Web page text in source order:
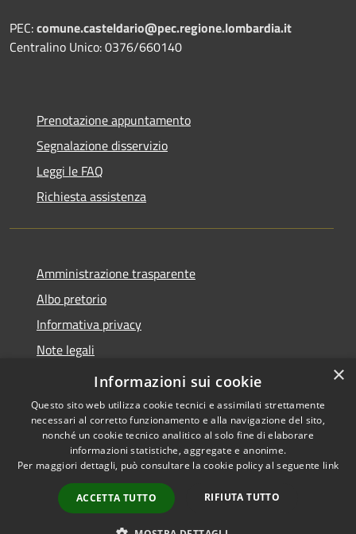
PEC:comune.casteldario@pec.regione.lombardia.it
Centralino Unico: 0376/660140
Prenotazione appuntamento
Segnalazione disservizio
Leggi le FAQ
Richiesta assistenza
Amministrazione trasparente
Albo pretorio
Informativa privacy
Note legali
Dichiarazione di accessibilità
Accessibilità
Copyright © 2026 • Comune di
Castel d'Ario • Powered by
Municipium•
×
Informazioni sui cookie
Questo sito web utilizza cookie tecnici e assimilati strettamente
necessari al corretto funzionamento e alla navigazione del sito,
nonché un cookie tecnico analitico al solo fine di elaborare
informazioni statistiche, aggregate e anonime.
Per maggiori dettagli, può consultare la cookie policy al seguente link
ACCETTA TUTTO RIFIUTA TUTTO